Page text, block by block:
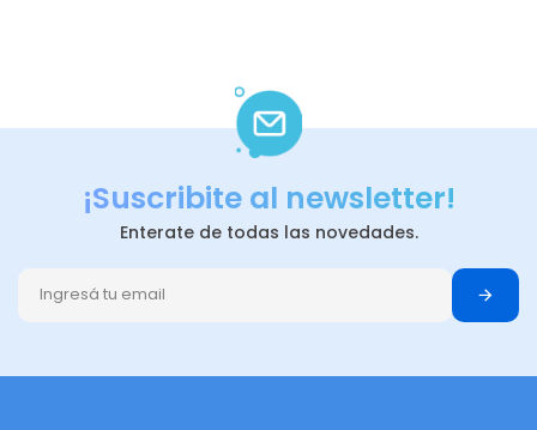
¡Suscribite al newsletter!
Enterate de todas las novedades.